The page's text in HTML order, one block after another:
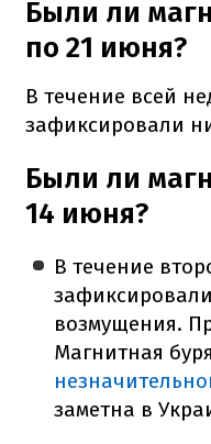
Были ли
по 21 июня?
В течение всей
зафиксировали
Были ли
14 июня?
В течение
возмущения.
Магнитная
заметна в